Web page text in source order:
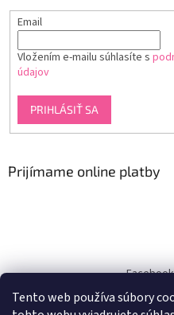
Tento web používa súbory
Email
Vložením e-mailu súhlasíte s
údajov
PRIHLÁSIŤ SA
Prijímame online platby
Facebook